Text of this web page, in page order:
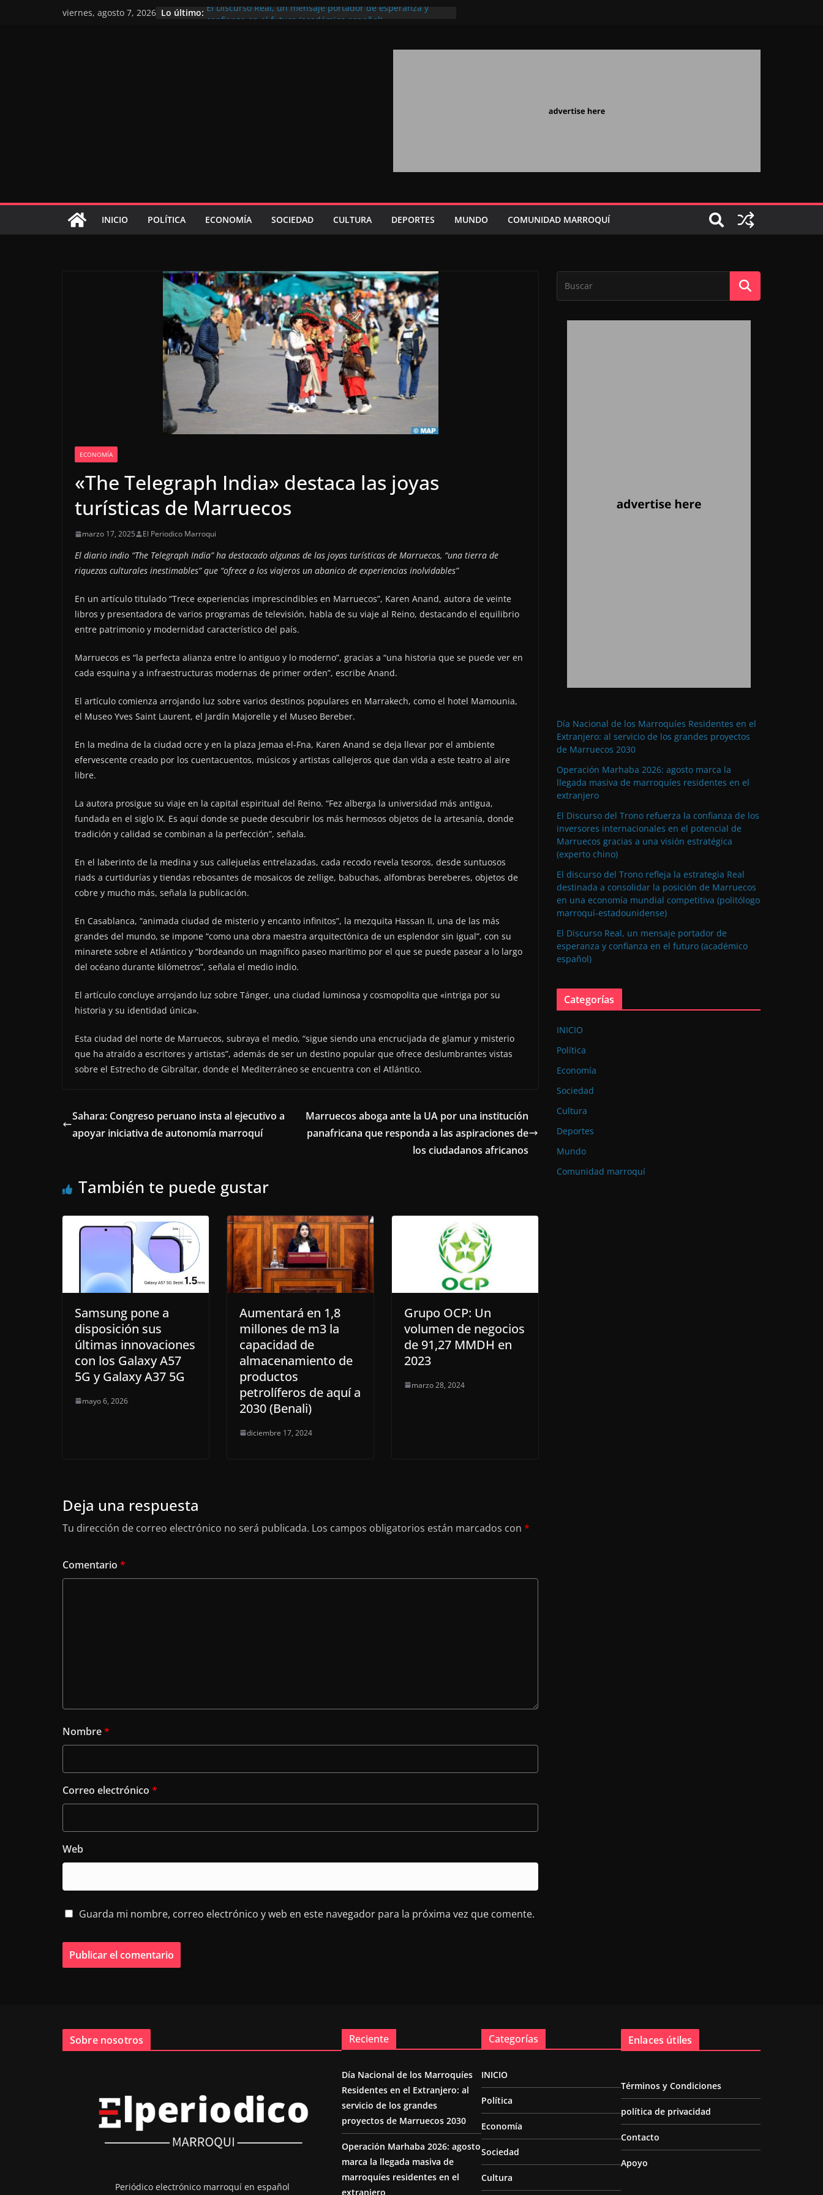
viernes, agosto 7, 2026 Lo último: El Discurso Real, un mensaje portador de esperanza y
Extranjero: al servicio de los grandes proyectos de
INICIO POLÍTICA ECONOMÍA SOCIEDAD CULTURA DEPORTES MUNDO COMUNIDAD MARROQUÍ
ECONOMÍA
«The Telegraph India» destaca las joyas
turísticas de Marruecos
marzo 17, 2025 El Periodico Marroqui
El diario indio “The Telegraph India” ha destacado algunas de las joyas turísticas de Marruecos, “una tierra de
riquezas culturales inestimables” que “ofrece a los viajeros un abanico de experiencias inolvidables”
En un artículo titulado “Trece experiencias imprescindibles en Marruecos”, Karen Anand, autora de veinte
libros y presentadora de varios programas de televisión, habla de su viaje al Reino, destacando el equilibrio
entre patrimonio y modernidad característico del país.
Marruecos es “la perfecta alianza entre lo antiguo y lo moderno”, gracias a “una historia que se puede ver en
cada esquina y a infraestructuras modernas de primer orden”, escribe Anand.
El artículo comienza arrojando luz sobre varios destinos populares en Marrakech, como el hotel Mamounia,
el Museo Yves Saint Laurent, el Jardín Majorelle y el Museo Bereber.
En la medina de la ciudad ocre y en la plaza Jemaa el-Fna, Karen Anand se deja llevar por el ambiente
efervescente creado por los cuentacuentos, músicos y artistas callejeros que dan vida a este teatro al aire
libre.
La autora prosigue su viaje en la capital espiritual del Reino. “Fez alberga la universidad más antigua,
fundada en el siglo IX. Es aquí donde se puede descubrir los más hermosos objetos de la artesanía, donde
tradición y calidad se combinan a la perfección”, señala.
En el laberinto de la medina y sus callejuelas entrelazadas, cada recodo revela tesoros, desde suntuosos
riads a curtidurías y tiendas rebosantes de mosaicos de zellige, babuchas, alfombras bereberes, objetos de
cobre y mucho más, señala la publicación.
En Casablanca, “animada ciudad de misterio y encanto infinitos”, la mezquita Hassan II, una de las más
grandes del mundo, se impone “como una obra maestra arquitectónica de un esplendor sin igual”, con su
minarete sobre el Atlántico y “bordeando un magnífico paseo marítimo por el que se puede pasear a lo largo
del océano durante kilómetros”, señala el medio indio.
El artículo concluye arrojando luz sobre Tánger, una ciudad luminosa y cosmopolita que «intriga por su
historia y su identidad única».
Esta ciudad del norte de Marruecos, subraya el medio, “sigue siendo una encrucijada de glamur y misterio
que ha atraído a escritores y artistas”, además de ser un destino popular que ofrece deslumbrantes vistas
sobre el Estrecho de Gibraltar, donde el Mediterráneo se encuentra con el Atlántico.
Sahara: Congreso peruano insta al ejecutivo a
apoyar iniciativa de autonomía marroquí
Marruecos aboga ante la UA por una institución
panafricana que responda a las aspiraciones de
los ciudadanos africanos
También te puede gustar
Samsung pone a
disposición sus
últimas innovaciones
con los Galaxy A57
5G y Galaxy A37 5G
mayo 6, 2026
Aumentará en 1,8
millones de m3 la
capacidad de
almacenamiento de
productos
petrolíferos de aquí a
2030 (Benali)
diciembre 17, 2024
Grupo OCP: Un
volumen de negocios
de 91,27 MMDH en
2023
marzo 28, 2024
Deja una respuesta
Tu dirección de correo electrónico no será publicada. Los campos obligatorios están marcados con *
Comentario *
Nombre*
Correo electrónico *
Web
Guarda mi nombre, correo electrónico y web en este navegador para la próxima vez que comente.
Día Nacional de los Marroquíes Residentes en el
Extranjero: al servicio de los grandes proyectos
de Marruecos 2030
Operación Marhaba 2026: agosto marca la
llegada masiva de marroquíes residentes en el
extranjero
El Discurso del Trono refuerza la confianza de los
inversores internacionales en el potencial de
Marruecos gracias a una visión estratégica
(experto chino)
El discurso del Trono refleja la estrategia Real
destinada a consolidar la posición de Marruecos
en una economía mundial competitiva (politólogo
marroquí-estadounidense)
El Discurso Real, un mensaje portador de
esperanza y confianza en el futuro (académico
español)
Categorías
INICIO
Política
Economía
Sociedad
Cultura
Deportes
Mundo
Comunidad marroquí
Sobre nosotros
Periódico electrónico marroquí en español
Reciente
Día Nacional de los Marroquíes
Residentes en el Extranjero: al
servicio de los grandes
proyectos de Marruecos 2030
Operación Marhaba 2026: agosto
marca la llegada masiva de
marroquíes residentes en el
extranjero
Categorías
INICIO
Política
Economía
Sociedad
Cultura
Enlaces útiles
Términos y Condiciones
política de privacidad
Contacto
Apoyo